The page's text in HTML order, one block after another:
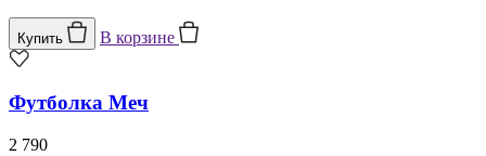
Купить В корзине
Футболка Меч
2 790